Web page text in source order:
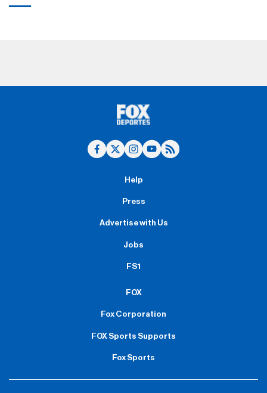
Help
Press
Advertise with Us
Jobs
FS1
FOX
Fox Corporation
FOX Sports Supports
Fox Sports